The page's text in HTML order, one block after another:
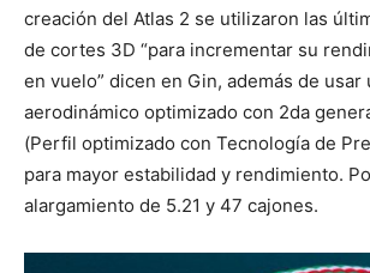
creación del Atlas 2 se utilizaron las
de cortes 3D “para incrementar su
en vuelo” dicen en Gin, además de usar
aerodinámico optimizado con 2da
(Perfil optimizado con Tecnología de
para mayor estabilidad y rendimiento.
alargamiento de 5.21 y 47 cajones.